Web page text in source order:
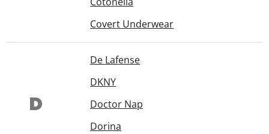
Covert Underwear
D
De Lafense
DKNY
Doctor Nap
Dorina